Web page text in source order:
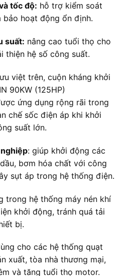
tốc độ: hỗ trợ kiểm soát
hoạt động ổn định.
suất: nâng cao tuổi thọ cho
thiện hệ số công suất.
việt trên, cuộn kháng khởi
90KW (125HP)
ứng dụng rộng rãi trong
chế sốc điện áp khi khởi
suất lớn.
: giúp khởi động các
bơm hóa chất với công
sụt áp trong hệ thống điện.
trong hệ thống máy nén khí
khởi động, tránh quá tải
bị.
cho các hệ thống quạt
xuất, tòa nhà thương mại,
và tăng tuổi thọ motor.